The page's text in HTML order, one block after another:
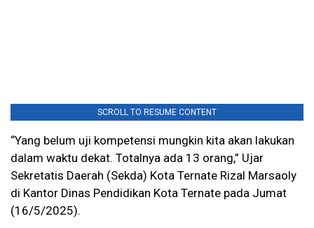
SCROLL TO RESUME CONTENT
“Yang belum uji kompetensi mungkin kita akan lakukan
dalam waktu dekat. Totalnya ada 13 orang,” Ujar
Sekretatis Daerah (Sekda) Kota Ternate Rizal Marsaoly
di Kantor Dinas Pendidikan Kota Ternate pada Jumat
(16/5/2025).